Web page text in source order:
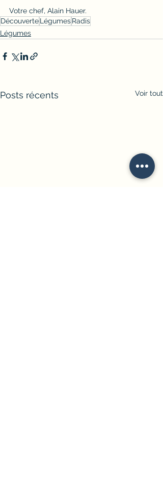
Votre chef, Alain Hauer.
DécouverteLégumesRadis
Légumes
Posts récents Voir tout